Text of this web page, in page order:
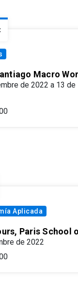
Macro
de 2022 a 13
Aplicada
Paris School
de 2022